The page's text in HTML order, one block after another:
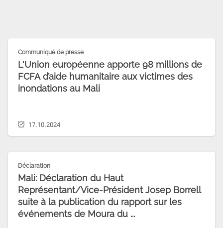
Communiqué de presse
L'Union européenne apporte 98 millions de
FCFA d’aide humanitaire aux victimes des
inondations au Mali
17.10.2024
Déclaration
Mali: Déclaration du Haut
Représentant/Vice-Président Josep Borrell
suite à la publication du rapport sur les
événements de Moura du ...